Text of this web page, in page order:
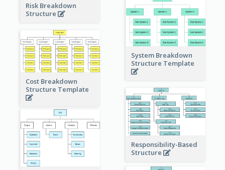
Risk Breakdown
Structure
System Breakdown
Structure Template
Cost Breakdown
Structure Template
Responsibility-Based
Structure